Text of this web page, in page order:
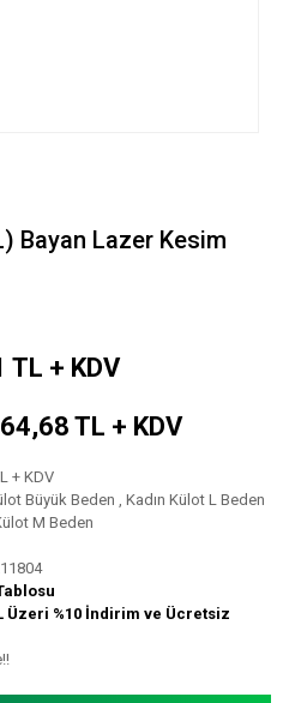
Bayan Lazer Kesim
TL + KDV
TL + KDV
+ KDV
Büyük Beden ,Kadın Külot L Beden
M Beden
Üzeri %10 İndirim ve Ücretsiz